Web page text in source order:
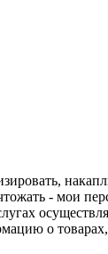
- мои
о